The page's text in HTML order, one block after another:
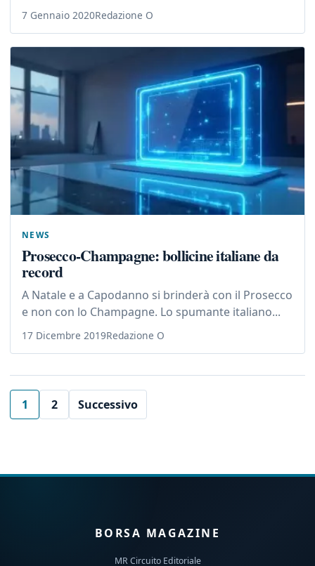
7 Gennaio 2020Redazione O
NEWS
Prosecco-Champagne: bollicine italiane da
record
A Natale e a Capodanno si brinderà con il Prosecco
e non con lo Champagne. Lo spumante italiano...
17 Dicembre 2019Redazione O
1 2 Successivo
BORSA MAGAZINE
MR Circuito Editoriale